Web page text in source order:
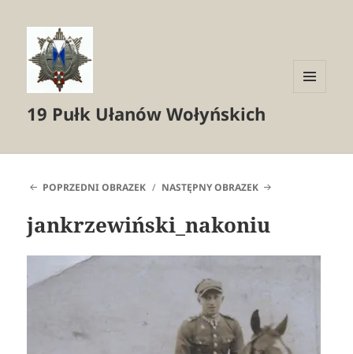
19 Pułk Ułanów Wołyńskich
POPRZEDNI OBRAZEK NASTĘPNY OBRAZEK
jankrzewiński_nakoniu